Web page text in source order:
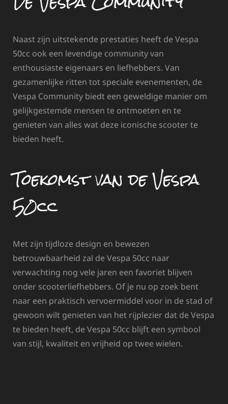
Naast zijn uitstekende prestaties heeft de Vespa
50cc ook een levendige community van
enthousiaste eigenaars en liefhebbers. Van
gezamenlijke ritten tot speciale evenementen, de
Vespa Community biedt een geweldige manier om
gelijkgestemde mensen te ontmoeten en te
genieten van alles wat deze iconische scooter te
bieden heeft.
Toekomst van de Vespa
50cc
Met zijn tijdloze design en bewezen
betrouwbaarheid zal de Vespa 50cc naar
verwachting nog vele jaren een favoriet blijven
onder scooterliefhebbers. Of je nu op zoek bent
naar een praktisch vervoermiddel voor in de stad of
gewoon wilt genieten van het rijplezier dat de Vespa
te bieden heeft, de Vespa 50cc blijft een symbool
van stijl, kwaliteit en vrijheid op twee wielen.